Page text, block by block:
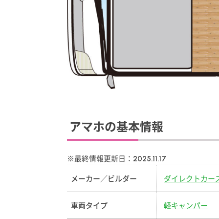
アマホの基本情報
※最終情報更新日： 2025.11.17
メーカー／ビルダー ダイレクトカー
車両タイプ 軽キャンパー